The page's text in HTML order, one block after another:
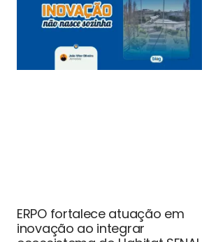
ERPO fortalece atuação em
inovação ao integrar